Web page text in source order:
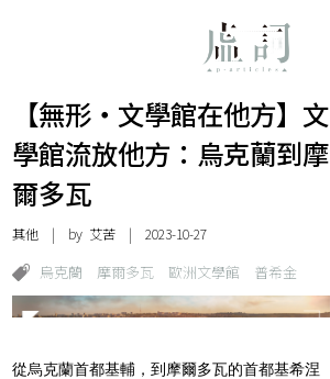
【無形・文學館在他方】文
學館流放他方：烏克蘭到摩
爾多瓦
其他 | by 艾苦 | 2023-10-27
烏克蘭 摩爾多瓦 歐洲文學館 普希金
從烏克蘭首都基輔，到摩爾多瓦的首都基希涅